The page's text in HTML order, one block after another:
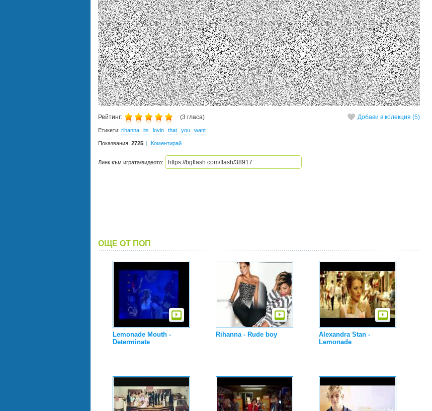
Рейтинг: (3 гласа) Добави в колекция (5)
Етикети: rihanna its lovin that you want
Показвания: 2725 Коментирай
Линк към играта/видеото:
ОЩЕ ОТ ПОП
Lemonade Mouth -
Determinate
Rihanna - Rude boy
Alexandra Stan -
Lemonade